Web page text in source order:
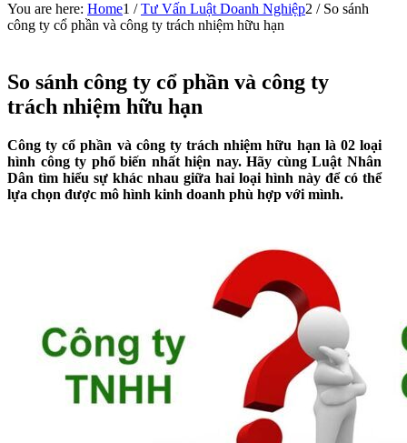
You are here: Home1 / Tư Vấn Luật Doanh Nghiệp2 / So sánh
công ty cổ phần và công ty trách nhiệm hữu hạn
So sánh công ty cổ phần và công ty
trách nhiệm hữu hạn
Công ty cổ phần và công ty trách nhiệm hữu hạn là 02 loại
hình công ty phổ biến nhất hiện nay. Hãy cùng Luật Nhân
Dân tìm hiểu sự khác nhau giữa hai loại hình này để có thể
lựa chọn được mô hình kinh doanh phù hợp với mình.